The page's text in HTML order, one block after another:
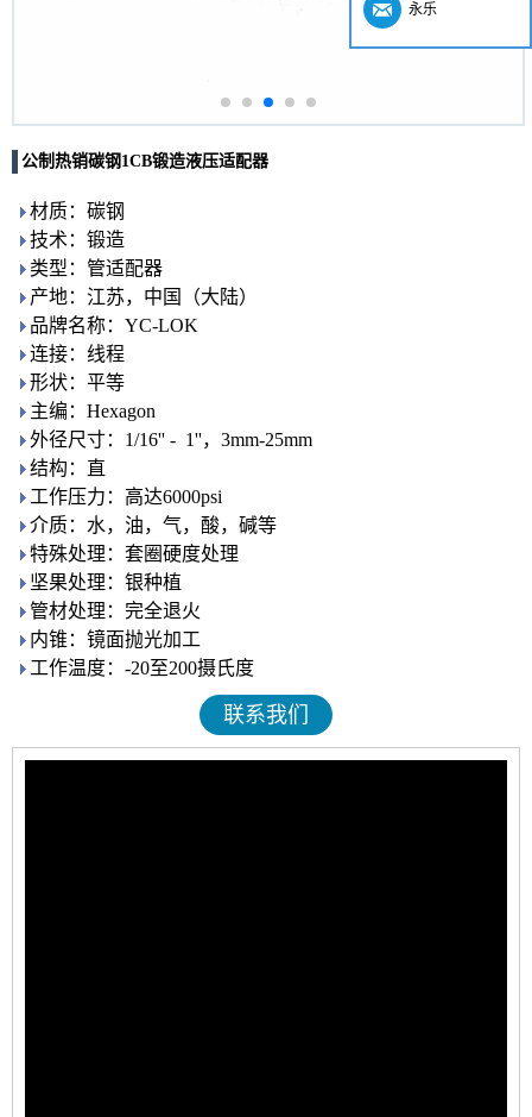
公制热销碳钢1CB锻造液压适配器
材质：碳钢
技术：锻造
类型：管适配器
产地：江苏，中国（大陆）
品牌名称：YC-LOK
连接：线程
形状：平等
主编：Hexagon
外径尺寸：1/16'' - 1''，3mm-25mm
结构：直
工作压力：高达6000psi
介质：水，油，气，酸，碱等
特殊处理：套圈硬度处理
坚果处理：银种植
管材处理：完全退火
内锥：镜面抛光加工
工作温度：-20至200摄氏度
联系我们
永乐